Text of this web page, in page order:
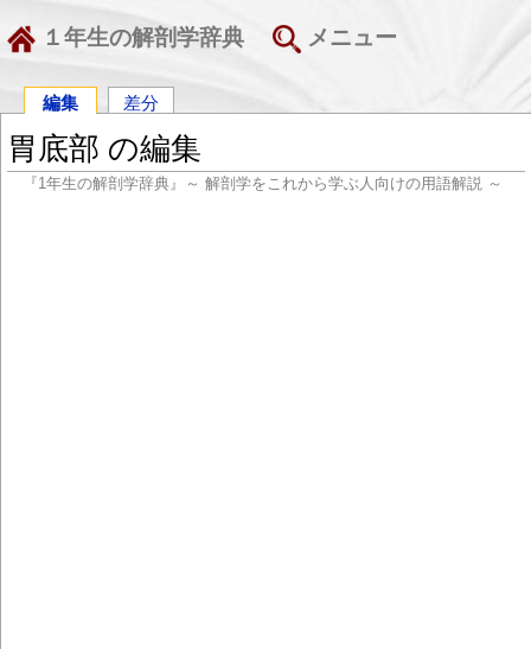
１年生の解剖学辞典 メニュー
編集 差分
胃底部 の編集
『1年生の解剖学辞典』～ 解剖学をこれから学ぶ人向けの用語解説 ～